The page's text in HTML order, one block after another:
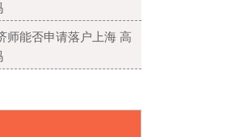
师能否申请落户上海 高